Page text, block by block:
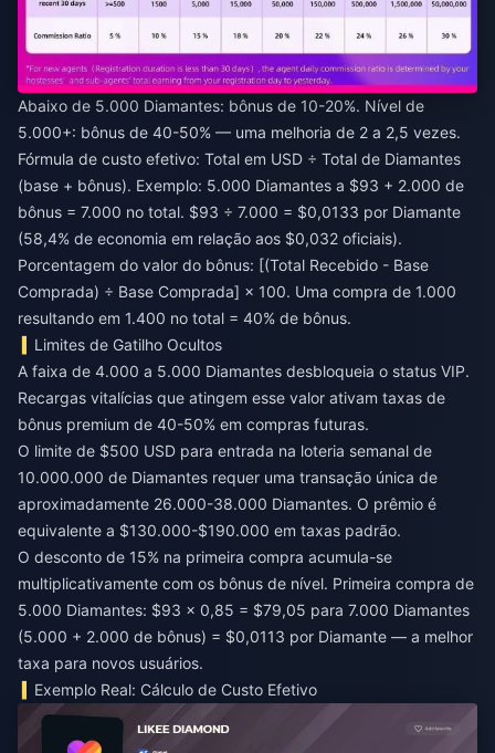
Abaixo de 5.000 Diamantes: bônus de 10-20%. Nível de
5.000+: bônus de 40-50% — uma melhoria de 2 a 2,5 vezes.
Fórmula de custo efetivo: Total em USD ÷ Total de Diamantes
(base + bônus). Exemplo: 5.000 Diamantes a $93 + 2.000 de
bônus = 7.000 no total. $93 ÷ 7.000 = $0,0133 por Diamante
(58,4% de economia em relação aos $0,032 oficiais).
Porcentagem do valor do bônus: [(Total Recebido - Base
Comprada) ÷ Base Comprada] × 100. Uma compra de 1.000
resultando em 1.400 no total = 40% de bônus.
Limites de Gatilho Ocultos
A faixa de 4.000 a 5.000 Diamantes desbloqueia o status VIP.
Recargas vitalícias que atingem esse valor ativam taxas de
bônus premium de 40-50% em compras futuras.
O limite de $500 USD para entrada na loteria semanal de
10.000.000 de Diamantes requer uma transação única de
aproximadamente 26.000-38.000 Diamantes. O prêmio é
equivalente a $130.000-$190.000 em taxas padrão.
O desconto de 15% na primeira compra acumula-se
multiplicativamente com os bônus de nível. Primeira compra de
5.000 Diamantes: $93 × 0,85 = $79,05 para 7.000 Diamantes
(5.000 + 2.000 de bônus) = $0,0113 por Diamante — a melhor
taxa para novos usuários.
Exemplo Real: Cálculo de Custo Efetivo